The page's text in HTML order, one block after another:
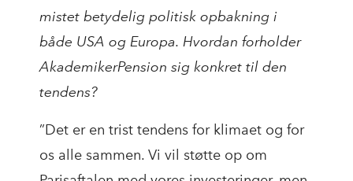
mistet betydelig politisk opbakning i
både USA og Europa. Hvordan forholder
AkademikerPension sig konkret til den
tendens?
”Det er en trist tendens for klimaet og for
os alle sammen. Vi vil støtte op om